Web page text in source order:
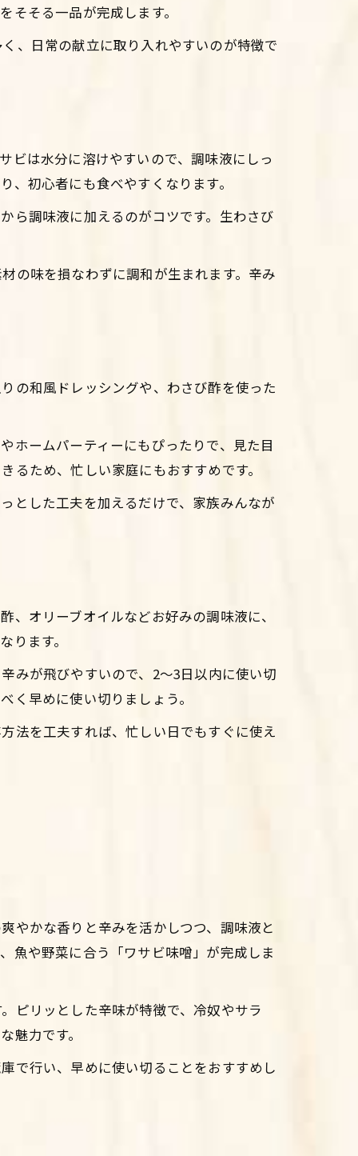
そる一品が完成します。
、日常の献立に取り入れやすいのが特徴で
ビは水分に溶けやすいので、調味液にしっ
初心者にも食べやすくなります。
ら調味液に加えるのがコツです。生わさび
の味を損なわずに調和が生まれます。辛み
の和風ドレッシングや、わさび酢を使った
ホームパーティーにもぴったりで、見た目
ため、忙しい家庭にもおすすめです。
とした工夫を加えるだけで、家族みんなが
オリーブオイルなどお好みの調味液に、
ります。
みが飛びやすいので、2～3日以内に使い切
く早めに使い切りましょう。
法を工夫すれば、忙しい日でもすぐに使え
やかな香りと辛みを活かしつつ、調味液と
魚や野菜に合う「ワサビ味噌」が完成しま
ピリッとした辛味が特徴で、冷奴やサラ
魅力です。
で行い、早めに使い切ることをおすすめし